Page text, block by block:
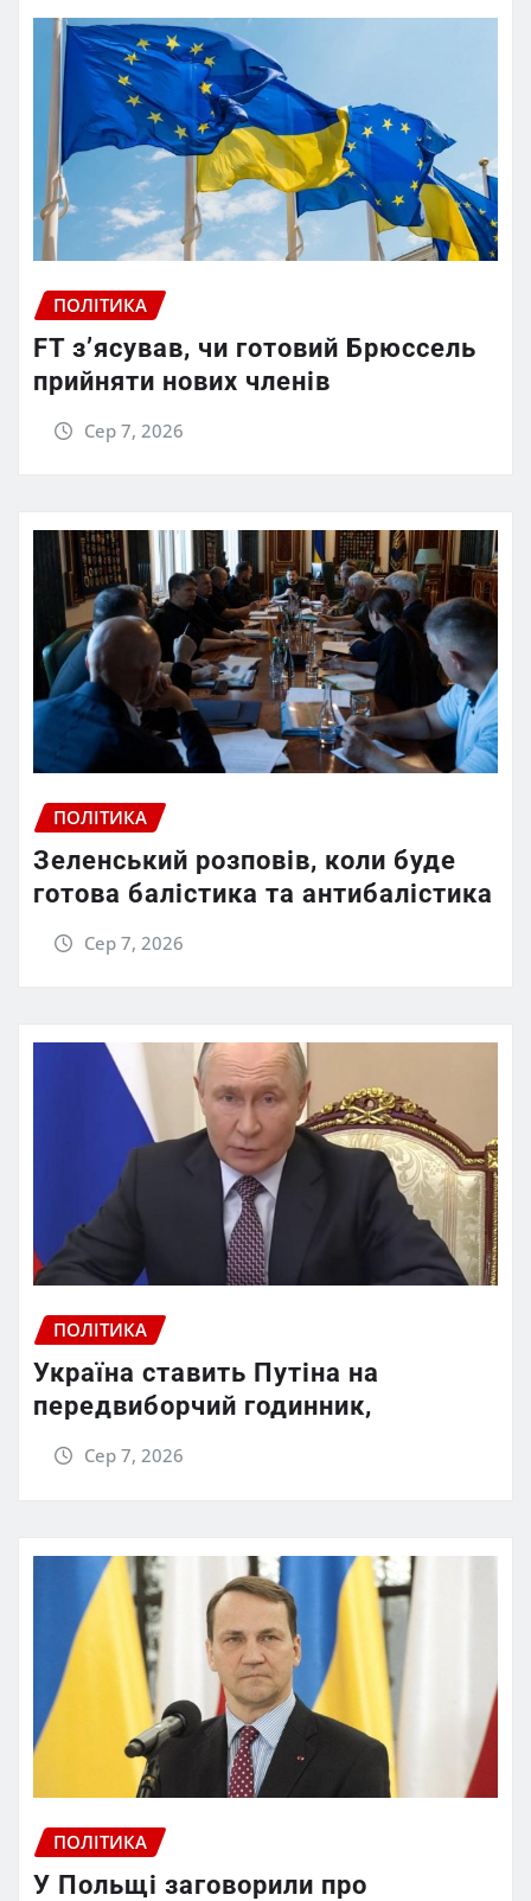
ПОЛІТИКА
FT зʼясував, чи готовий Брюссель
прийняти нових членів
Сер 7, 2026
ПОЛІТИКА
Зеленський розповів, коли буде
готова балістика та антибалістика
Сер 7, 2026
ПОЛІТИКА
Україна ставить Путіна на
передвиборчий годинник,
Сер 7, 2026
ПОЛІТИКА
У Польщі заговорили про